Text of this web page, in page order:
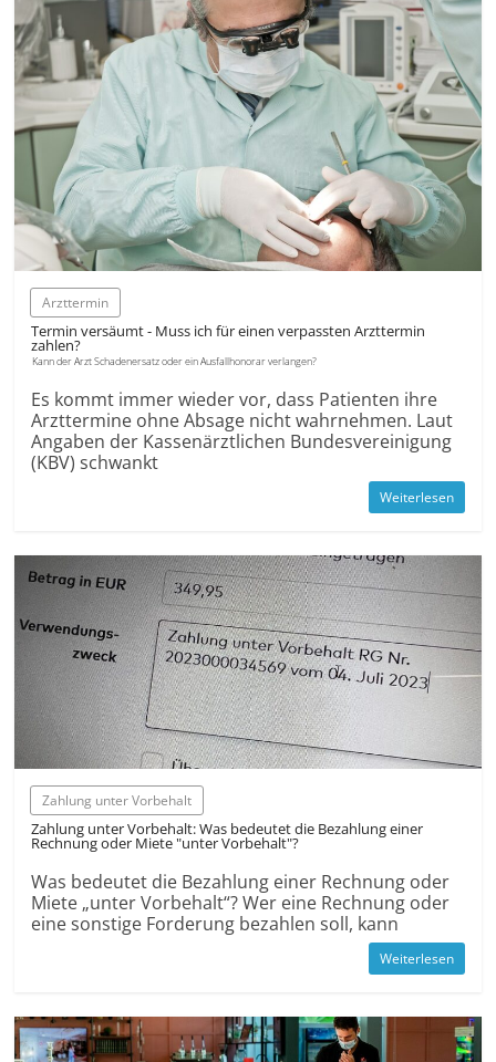
Arzttermin
Termin versäumt - Muss ich für einen ver­passten Arzt­termin
zahlen?
Kann der Arzt Schadenersatz oder ein Ausfallhonorar verlangen?
Es kommt immer wieder vor, dass Patienten ihre
Arzttermine ohne Absage nicht wahrnehmen. Laut
Angaben der Kassenärztlichen Bundesvereinigung
(KBV) schwankt
Weiterlesen
Zahlung unter Vorbehalt
Zahlung unter Vorbehalt: Was bedeutet die Bezahlung einer
Rechnung oder Miete "unter Vorbehalt"?
Was bedeutet die Bezahlung einer Rechnung oder
Miete „unter Vorbehalt“? Wer eine Rechnung oder
eine sonstige Forderung bezahlen soll, kann
Weiterlesen